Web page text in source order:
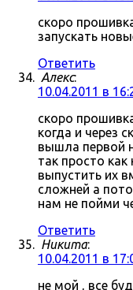
скоро
запускать
Ответить
Алекс:
10.04.2011 в
скоро
когда и через
вышла первой
так просто
выпустить их
сложней а
нам не пойми
Ответить
Никита:
10.04.2011 в
не мой , все